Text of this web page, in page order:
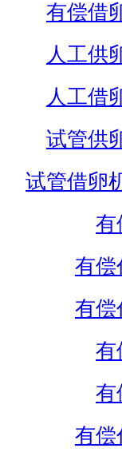
有偿借
人工供
人工借
试管供
试管借卵
有
有偿
有偿
有
有
有偿